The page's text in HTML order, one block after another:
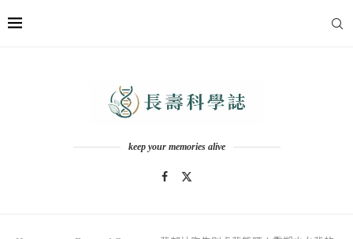
keep your memories alive